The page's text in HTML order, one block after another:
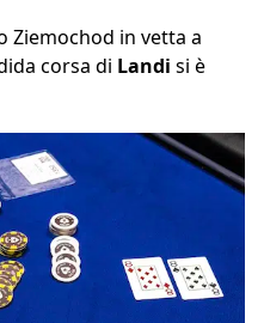
Ziemochod in vetta a
corsa di Landi si è